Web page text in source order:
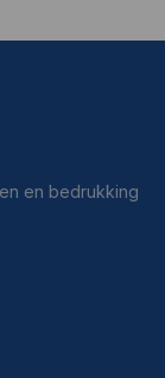
en bedrukking